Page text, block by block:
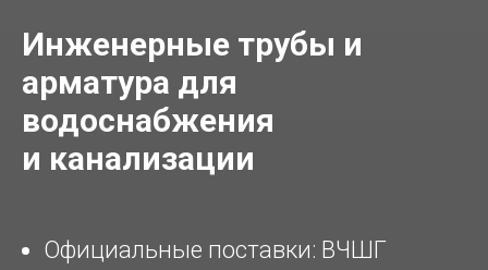
Инженерные трубы и
арматура для
водоснабжения
и канализации
Официальные поставки: ВЧШГ